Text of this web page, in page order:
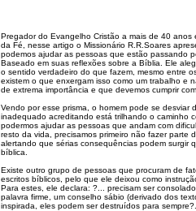
Pregador do Evangelho Cristão a mais de 40 anos
da Fé, nesse artigo o Missionário R.R.Soares
podemos ajudar as pessoas que estão passando
Baseado em suas reflexões sobre a Bíblia. Ele
o sentido verdadeiro do que fazem, mesmo entre
existem o que enxergam isso como um trabalho e
de extrema importância e que devemos cumprir
Vendo por esse prisma, o homem pode se desviar
inadequado acreditando está trilhando o caminho
podermos ajudar as pessoas que andam com
resto da vida, precisamos primeiro não fazer parte
alertando que sérias consequências podem surgir
bíblica.
Existe outro grupo de pessoas que procuram de
escritos bíblicos, pelo que ele deixou como
Para estes, ele declara: ?... precisam ser
palavra firme, um conselho sábio (derivado dos
inspirada, eles podem ser destruídos para